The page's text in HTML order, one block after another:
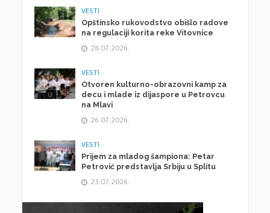
VESTI
Opštinsko rukovodstvo obišlo radove
na regulaciji korita reke Vitovnice
28.07.2026.
VESTI
Otvoren kulturno-obrazovni kamp za
decu i mlade iz dijaspore u Petrovcu
na Mlavi
26.07.2026.
VESTI
Prijem za mladog šampiona: Petar
Petrović predstavlja Srbiju u Splitu
23.07.2026.